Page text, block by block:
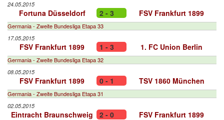
24.05.2015
Fortuna Düsseldorf 2 - 3 FSV Frankfurt 1899
Germania - Zweite Bundesliga Etapa 33
17.05.2015
FSV Frankfurt 1899 1 - 3 1. FC Union Berlin
Germania - Zweite Bundesliga Etapa 32
08.05.2015
FSV Frankfurt 1899 0 - 1 TSV 1860 München
Germania - Zweite Bundesliga Etapa 31
02.05.2015
Eintracht Braunschweig 2 - 0 FSV Frankfurt 1899